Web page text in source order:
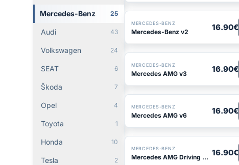
Mercedes-Benz 25
Audi 43
Volkswagen 24
SEAT 6
Škoda 7
Opel 4
Toyota 1
Honda 10
Tesla 2
MERCEDES-BENZ
Mercedes-Benz v2 16.90€
MERCEDES-BENZ
Mercedes AMG v3 16.90€
MERCEDES-BENZ
Mercedes AMG v6 16.90€
MERCEDES-BENZ
Mercedes AMG Driving Performance v3 16.90€